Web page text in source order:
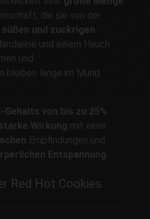
die sie von der
süßen und zuckrigen
und einem Hauch
und
bleiben lange im Mund
Gehalts von bis zu 25%
Wirkung mit einer
Empfindungen und
Entspannung
Red Hot Cookies